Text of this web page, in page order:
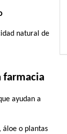
natural de
farmacia
áloe o plantas